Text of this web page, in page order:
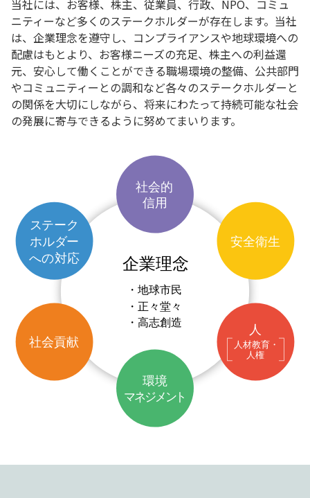
当社には、お客様、株主、従業員、行政、NPO、コミュ
ニティーなど多くのステークホルダーが存在します。当社
は、企業理念を遵守し、コンプライアンスや地球環境への
配慮はもとより、お客様ニーズの充足、株主への利益還
元、安心して働くことができる職場環境の整備、公共部門
やコミュニティーとの調和など各々のステークホルダーと
の関係を大切にしながら、将来にわたって持続可能な社会
の発展に寄与できるように努めてまいります。